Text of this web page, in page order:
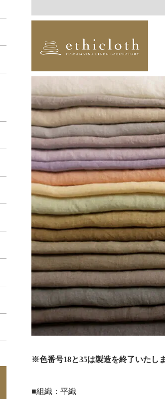
※色番号18と35は製造を終了いたし
■組織：平織